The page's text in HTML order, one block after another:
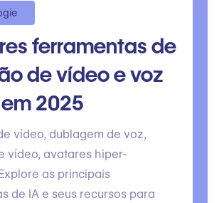
ferramentas de
de vídeo e voz
2025
vídeo, dublagem de voz,
vídeo, avatares hiper-
as principais
de IA e seus recursos para